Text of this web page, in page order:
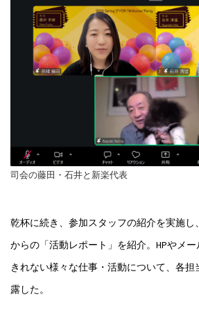
司会の藤田・石井と新楽代表
乾杯に続き、参加スタッフの紹介を実施し
からの「活動レポート」を紹介。HPやメ
きれない様々な仕事・活動について、各
露した。